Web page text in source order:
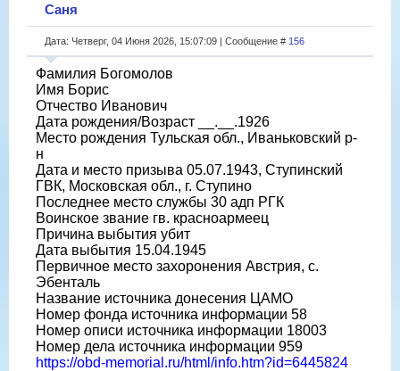
Саня
Дата: Четверг, 04 Июня 2026, 15:07:09 | Сообщение # 156
Фамилия Богомолов
Имя Борис
Отчество Иванович
Дата рождения/Возраст __.__.1926
Место рождения Тульская обл., Иваньковский р-
н
Дата и место призыва 05.07.1943, Ступинский
ГВК, Московская обл., г. Ступино
Последнее место службы 30 адп РГК
Воинское звание гв. красноармеец
Причина выбытия убит
Дата выбытия 15.04.1945
Первичное место захоронения Австрия, с.
Эбенталь
Название источника донесения ЦАМО
Номер фонда источника информации 58
Номер описи источника информации 18003
Номер дела источника информации 959
https://obd-memorial.ru/html/info.htm?id=6445824